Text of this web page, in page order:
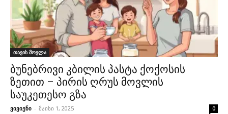
თავის მოვლა
ბუნებრივი კბილის პასტა ქოქოსის
ზეთით – პირის ღრუს მოვლის
საუკეთესო გზა
ვივიენი - მაისი 1, 2025 0